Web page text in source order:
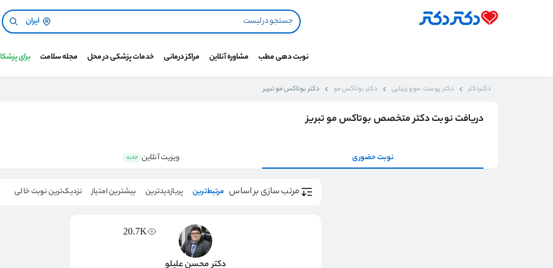
ایران
نوبت دهی مطب مشاوره آنلاین مراکز درمانی خدمات پزشکی در محل مجله سلامت برای
دکتردکتر دکتر پوست، مو و زیبایی دکتر بوتاکس مو دکتر بوتاکس مو تبریز
دریافت نوبت دکتر متخصص بوتاکس مو تبریز
نوبت حضوری ویزیت آنلاین جدید
مرتب سازی بر اساس مرتبط‌ترین پربازدیدترین بیشترین امتیاز نزدیک‌ترین نوبت خالی
20.7K
دکتر محسن علیلو